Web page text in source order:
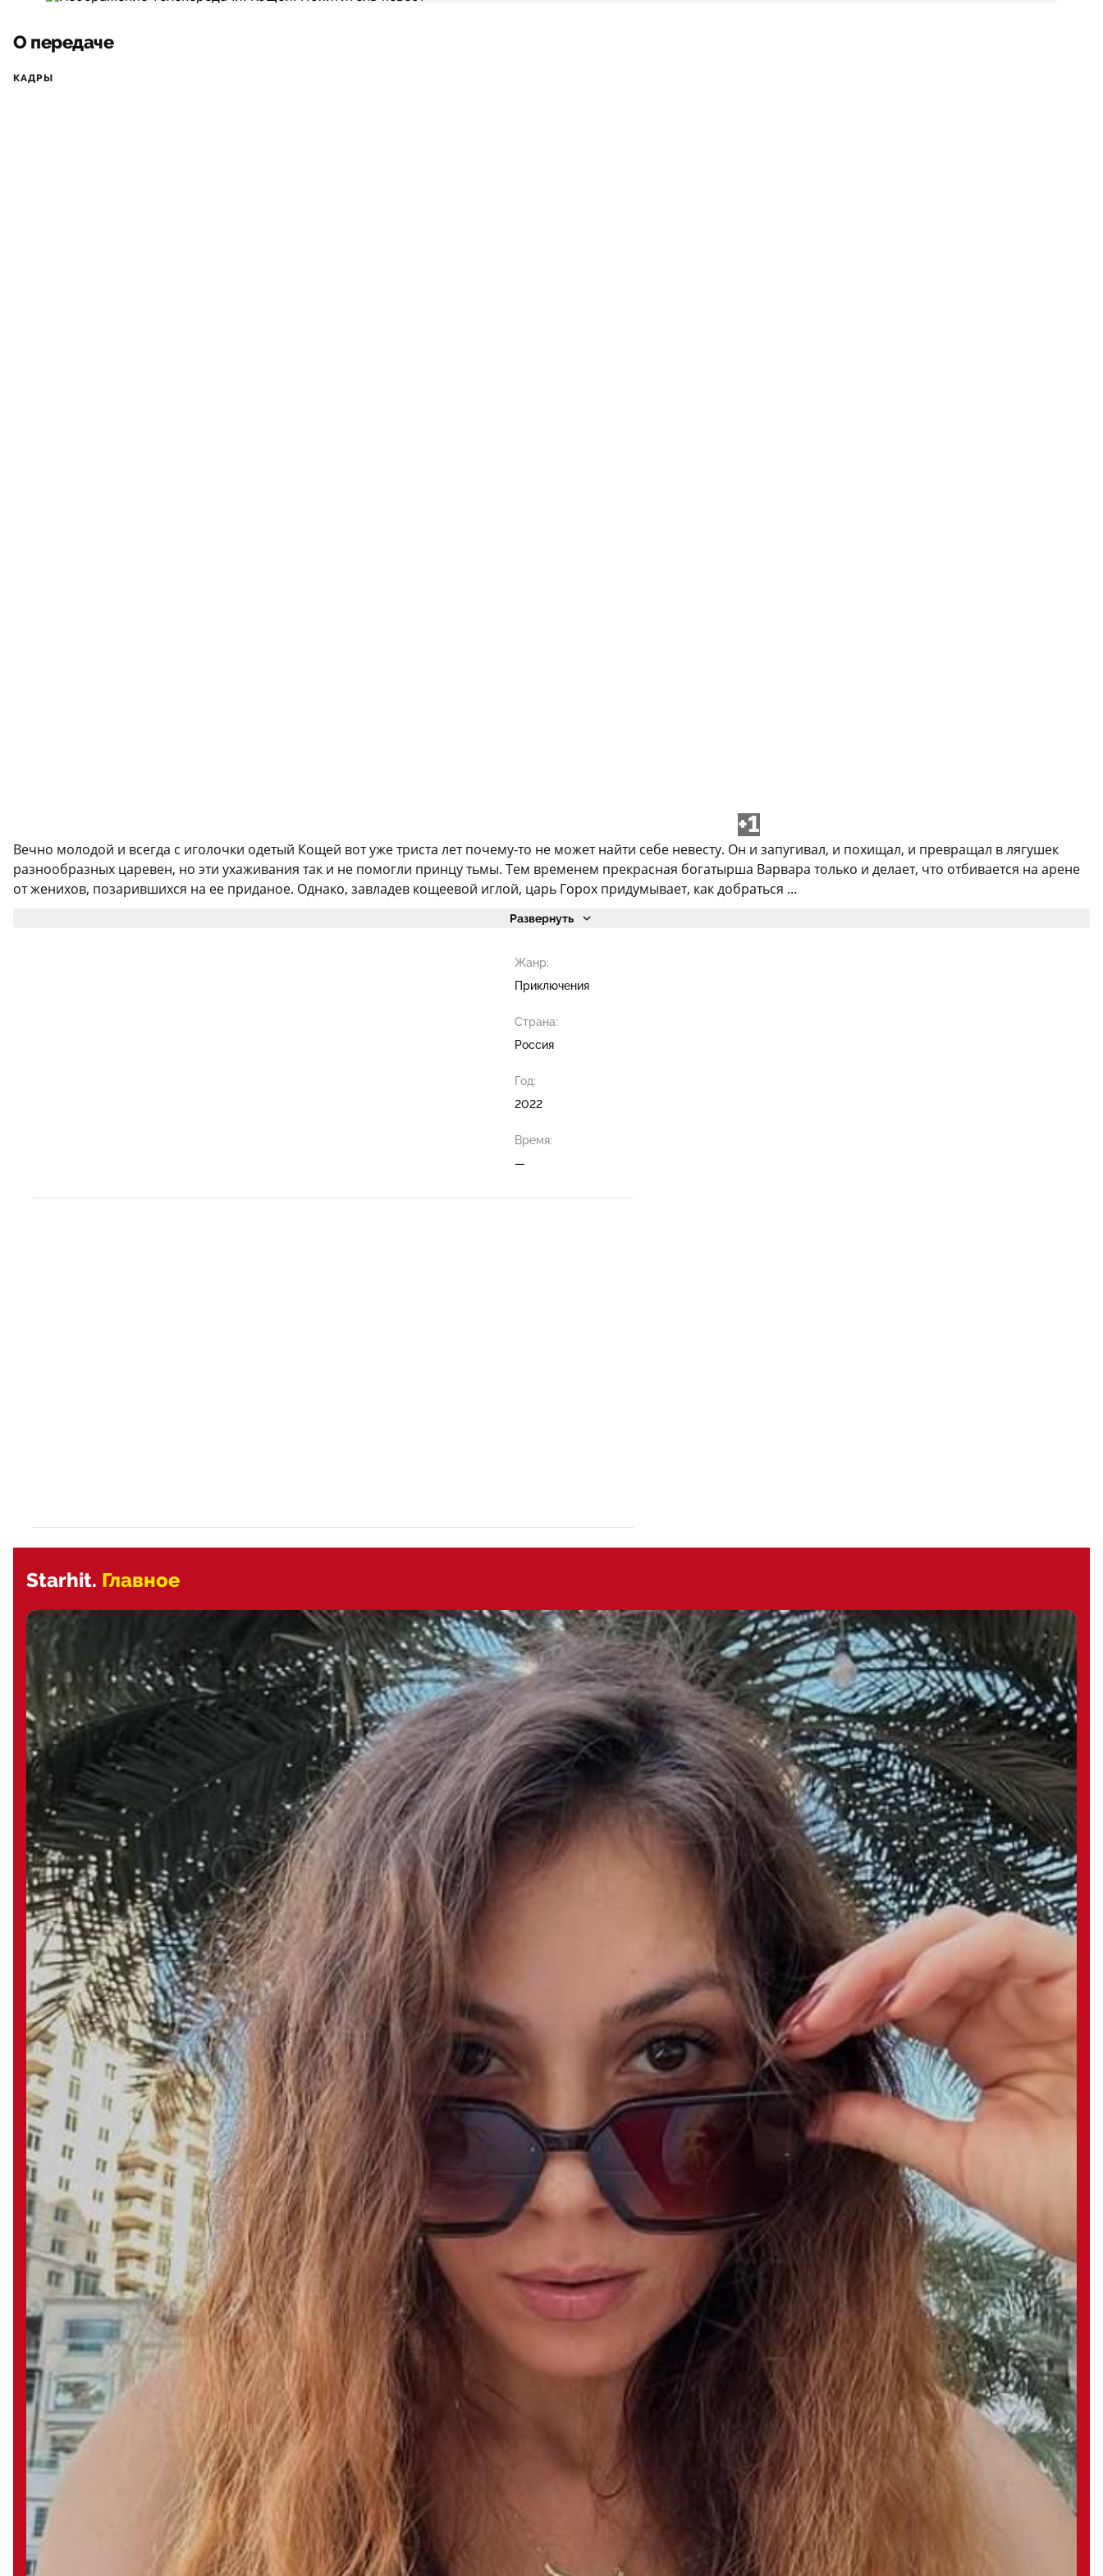
О передаче
КАДРЫ
+1
Вечно молодой и всегда с иголочки одетый Кощей вот уже триста лет почему-то не может найти себе невесту. Он и запугивал, и похищал, и превращал в лягушек
разнообразных царевен, но эти ухаживания так и не помогли принцу тьмы. Тем временем прекрасная богатырша Варвара только и делает, что отбивается на арене
от женихов, позарившихся на ее приданое. Однако, завладев кощеевой иглой, царь Горох придумывает, как добраться ...
Развернуть
Жанр:
Приключения
Страна:
Россия
Год:
2022
Время:
—
Starhit. Главное